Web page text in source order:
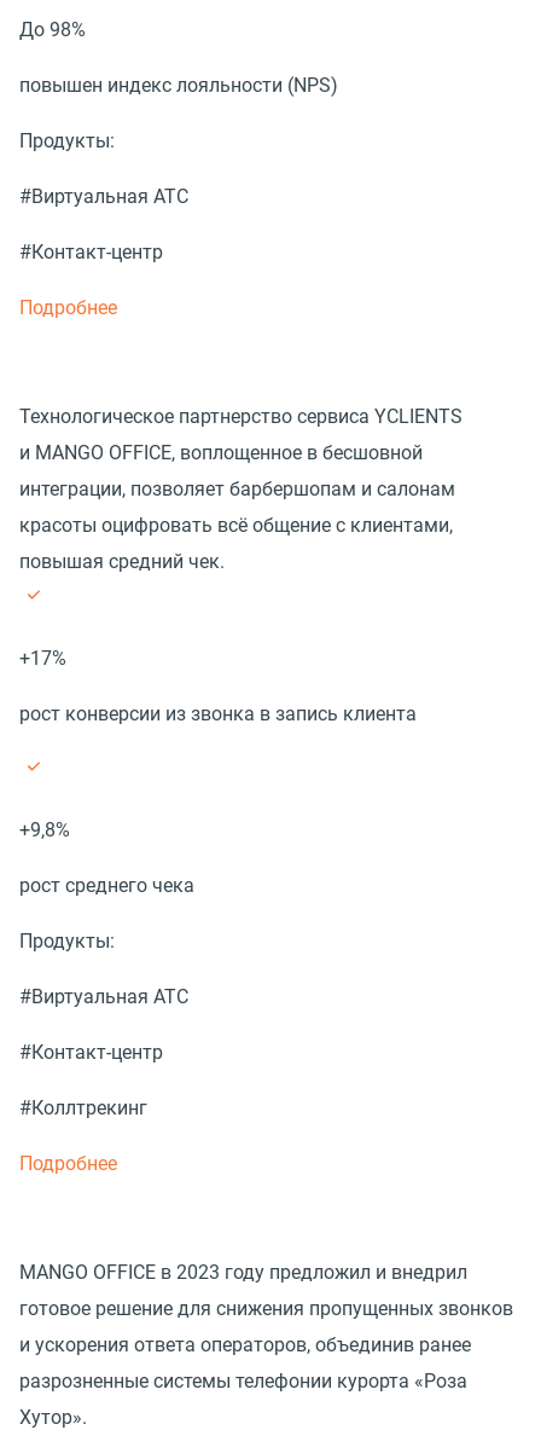
До 98%
повышен индекс лояльности (NPS)
Продукты:
#Виртуальная АТС
#Контакт-центр
Подробнее
Технологическое партнерство сервиса YCLIENTS
и MANGO OFFICE, воплощенное в бесшовной
интеграции, позволяет барбершопам и салонам
красоты оцифровать всё общение с клиентами,
повышая средний чек.
+17%
рост конверсии из звонка в запись клиента
+9,8%
рост среднего чека
Продукты:
#Виртуальная АТС
#Контакт-центр
#Коллтрекинг
Подробнее
MANGO OFFICE в 2023 году предложил и внедрил
готовое решение для снижения пропущенных звонков
и ускорения ответа операторов, объединив ранее
разрозненные системы телефонии курорта «Роза
Хутор».